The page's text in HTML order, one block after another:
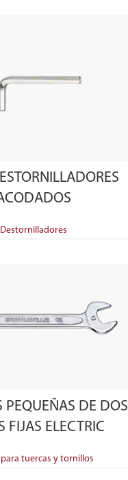
Destornilladores
SELECT OPTIONS
PEQUEÑAS DE DOS
FIJAS ELECTRIC
para tuercas y tornillos